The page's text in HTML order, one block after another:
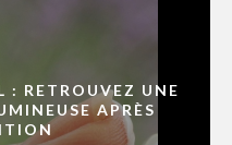
: RETROUVEZ UNE
APRÈS